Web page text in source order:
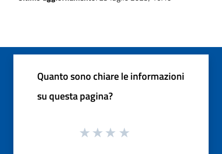
Quanto sono chiare le informazioni
su questa pagina?